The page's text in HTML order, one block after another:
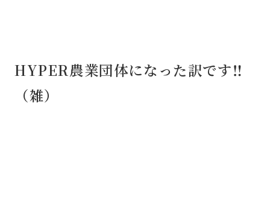
HYPER農業団体になった訳です‼︎
（雑）